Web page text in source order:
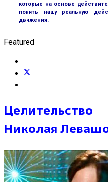
которые на основе
понять нашу реальную
движения.
Featured
Николая